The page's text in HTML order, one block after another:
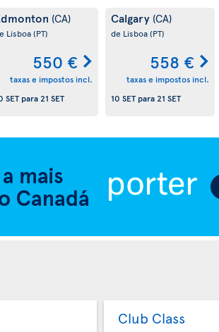
(CA)
Lisboa(PT)
550 €
taxas e impostos incl.
SETpara21 SET
Calgary (CA)
de Lisboa(PT)
558 €
taxas e impostos incl.
10 SETpara21 SET
Club Class